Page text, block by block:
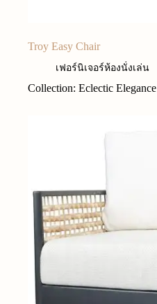
Troy Easy Chair
เฟอร์นิเจอร์ห้องนั่งเล่น
Collection: Eclectic Elegance